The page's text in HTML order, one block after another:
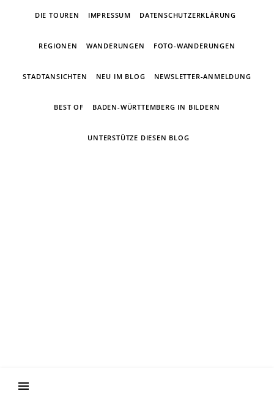
DIE TOUREN IMPRESSUM DATENSCHUTZERKLÄRUNG
REGIONEN WANDERUNGEN FOTO-WANDERUNGEN
STADTANSICHTEN NEU IM BLOG NEWSLETTER-ANMELDUNG
BEST OF BADEN-WÜRTTEMBERG IN BILDERN
UNTERSTÜTZE DIESEN BLOG